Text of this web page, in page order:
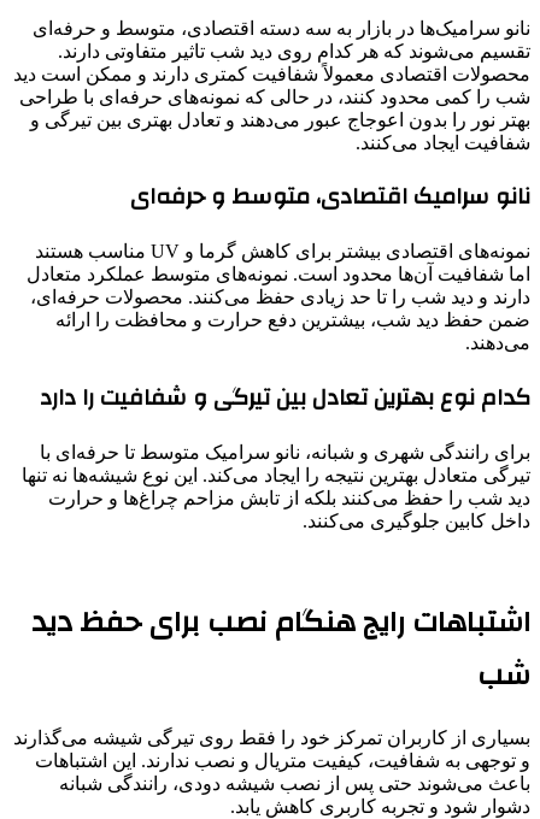
نانو سرامیک‌ها در بازار به سه دسته اقتصادی، متوسط و حرفه‌ای
تقسیم می‌شوند که هر کدام روی دید شب تاثیر متفاوتی دارند.
محصولات اقتصادی معمولاً شفافیت کمتری دارند و ممکن است دید
شب را کمی محدود کنند، در حالی که نمونه‌های حرفه‌ای با طراحی
بهتر نور را بدون اعوجاج عبور می‌دهند و تعادل بهتری بین تیرگی و
شفافیت ایجاد می‌کنند.
نانو سرامیک اقتصادی، متوسط و حرفه‌ای
نمونه‌های اقتصادی بیشتر برای کاهش گرما و UV مناسب هستند
اما شفافیت آن‌ها محدود است. نمونه‌های متوسط عملکرد متعادل
دارند و دید شب را تا حد زیادی حفظ می‌کنند. محصولات حرفه‌ای،
ضمن حفظ دید شب، بیشترین دفع حرارت و محافظت را ارائه
می‌دهند.
کدام نوع بهترین تعادل بین تیرگی و شفافیت را دارد
برای رانندگی شهری و شبانه، نانو سرامیک متوسط تا حرفه‌ای با
تیرگی متعادل بهترین نتیجه را ایجاد می‌کند. این نوع شیشه‌ها نه تنها
دید شب را حفظ می‌کنند بلکه از تابش مزاحم چراغ‌ها و حرارت
داخل کابین جلوگیری می‌کنند.
اشتباهات رایج هنگام نصب برای حفظ دید
شب
بسیاری از کاربران تمرکز خود را فقط روی تیرگی شیشه می‌گذارند
و توجهی به شفافیت، کیفیت متریال و نصب ندارند. این اشتباهات
باعث می‌شوند حتی پس از نصب شیشه دودی، رانندگی شبانه
دشوار شود و تجربه کاربری کاهش یابد.